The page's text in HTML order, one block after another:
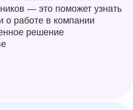
— это поможет узнать
о работе в компании
решение